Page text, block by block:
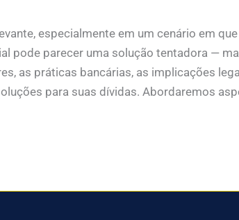
especialmente em um cenário em
pode parecer uma solução tentadora —
as práticas bancárias, as implicações
para suas dívidas. Abordaremos